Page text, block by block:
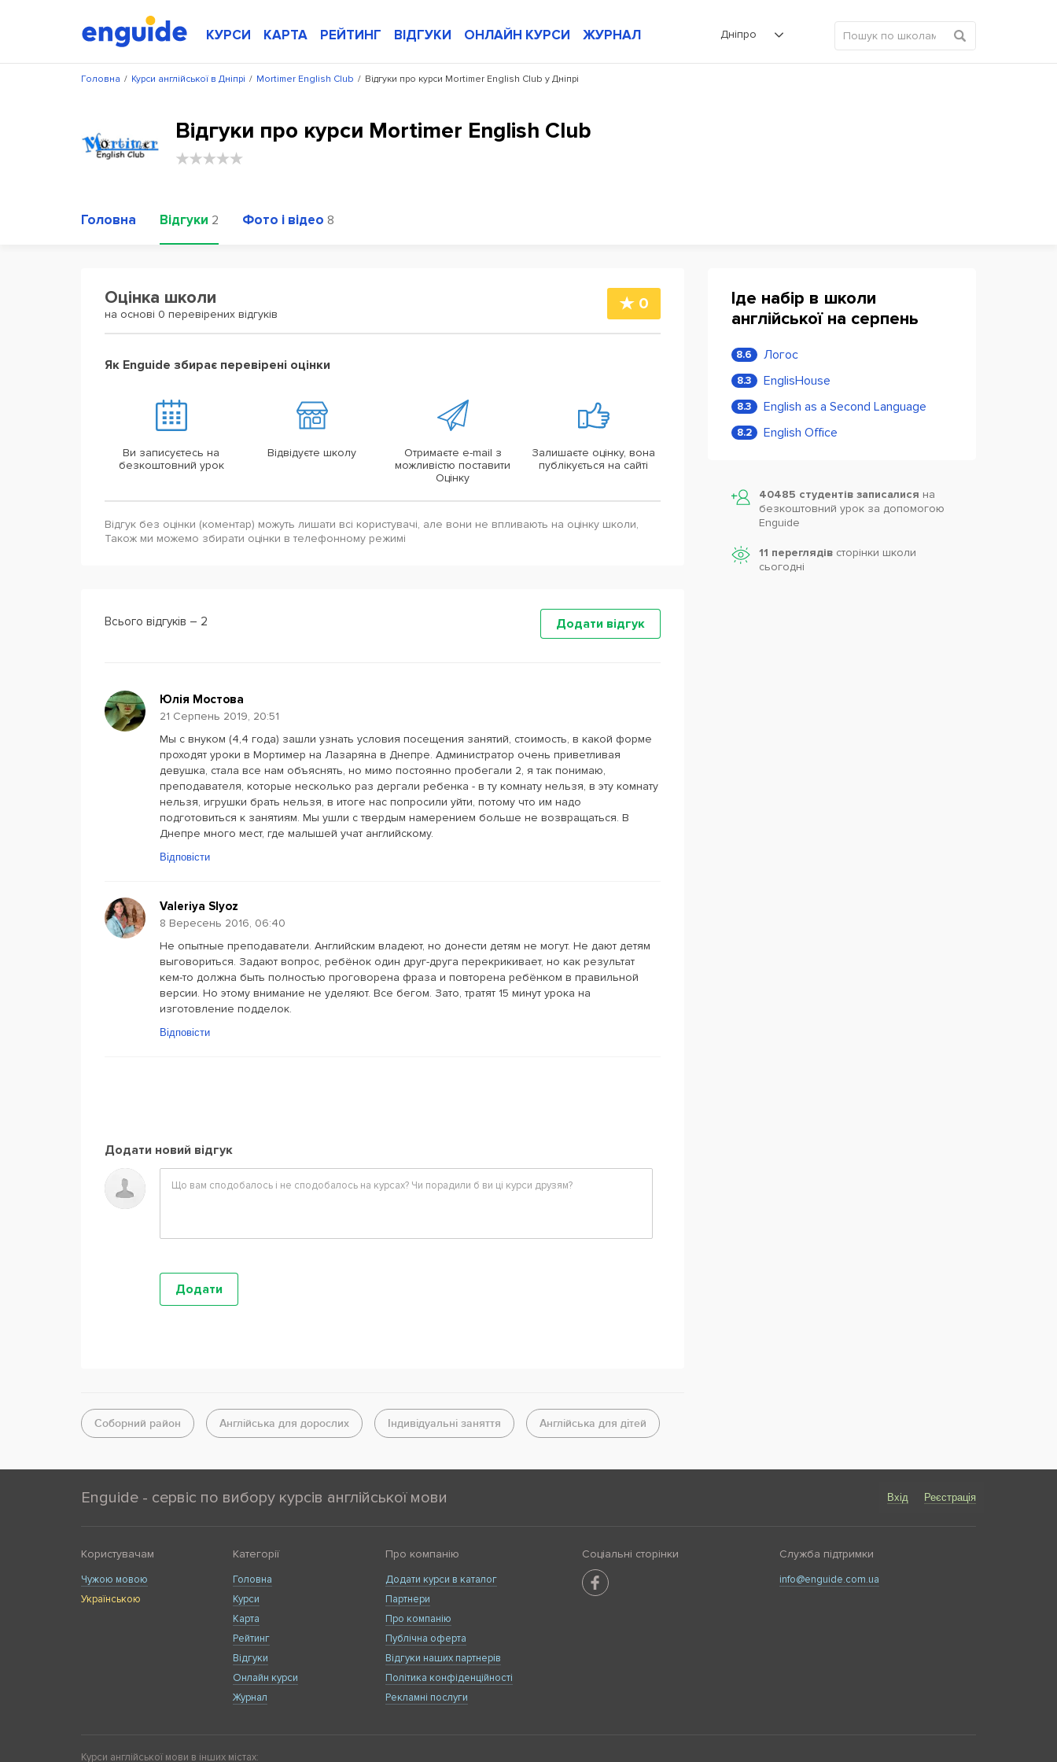
КУРСИ КАРТА РЕЙТИНГ ВІДГУКИ ОНЛАЙН КУРСИ ЖУРНАЛ Дніпро
/
Головна /
Курси англійської в Дніпрі /
Mortimer English Club Відгуки про курси Mortimer English Club у Дніпрі
Відгуки про курси Mortimer English Club
Головна Відгуки 2 Фото і відео 8
Оцінка школи
на основі 0 перевірених відгуків
0
Як Enguide збирає перевірені оцінки
Ви записуєтесь на
безкоштовний урок
Відвідуєте школу
Отримаєте e-mail з
можливістю поставити
Оцінку
Залишаєте оцінку, вона
публікується на сайті
Відгук без оцінки (коментар) можуть лишати всі користувачі, але вони не впливають на оцінку школи,
Також ми можемо збирати оцінки в телефонному режимі
Всього відгуків – 2 Додати відгук
Юлія Мостова
21 Серпень 2019, 20:51
Мы с внуком (4,4 года) зашли узнать условия посещения занятий, стоимость, в какой форме
проходят уроки в Мортимер на Лазаряна в Днепре. Администратор очень приветливая
девушка, стала все нам объяснять, но мимо постоянно пробегали 2, я так понимаю,
преподавателя, которые несколько раз дергали ребенка - в ту комнату нельзя, в эту комнату
нельзя, игрушки брать нельзя, в итоге нас попросили уйти, потому что им надо
подготовиться к занятиям. Мы ушли с твердым намерением больше не возвращаться. В
Днепре много мест, где малышей учат английскому.
Відповісти
Valeriya Slyoz
8 Вересень 2016, 06:40
Не опытные преподаватели. Английским владеют, но донести детям не могут. Не дают детям
выговориться. Задают вопрос, ребёнок один друг-друга перекрикивает, но как результат
кем-то должна быть полностью проговорена фраза и повторена ребёнком в правильной
версии. Но этому внимание не уделяют. Все бегом. Зато, тратят 15 минут урока на
изготовление подделок.
Відповісти
Додати новий відгук
Соборний район Англійська для дорослих Індивідуальні заняття Англійська для дітей
Іде набір в школи
англійської на серпень
8.6 Логос
8.3 EnglisHouse
8.3 English as a Second Language
8.2 English Office
40485 студентів записалися на
безкоштовний урок за допомогою
Enguide
11 переглядівсторінки школи
cьогодні
Enguide - сервіс по вибору курсів англійської мови Вхід Реєстрація
Користувачам
Чужою мовою
Українською
Категорії
Головна
Курси
Карта
Рейтинг
Відгуки
Онлайн курси
Журнал
Про компанію
Додати курси в каталог
Партнери
Про компанію
Публічна оферта
Відгуки наших партнерів
Політика конфіденційності
Рекламні послуги
Соціальні сторінки Служба підтримки
info@enguide.com.ua
Курси англійської мови в інших містах: